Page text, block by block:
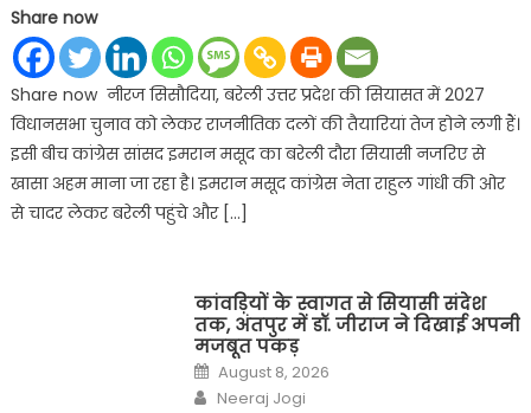
Share now
Share now नीरज सिसौदिया, बरेली उत्तर प्रदेश की सियासत में 2027
विधानसभा चुनाव को लेकर राजनीतिक दलों की तैयारियां तेज होने लगी हैं।
इसी बीच कांग्रेस सांसद इमरान मसूद का बरेली दौरा सियासी नजरिए से
खासा अहम माना जा रहा है। इमरान मसूद कांग्रेस नेता राहुल गांधी की ओर
से चादर लेकर बरेली पहुंचे और […]
कांवड़ियों के स्वागत से सियासी संदेश
तक, अंतपुर में डॉ. जीराज ने दिखाई अपनी
मजबूत पकड़
Posted
on
August 8, 2026
Author
Neeraj Jogi